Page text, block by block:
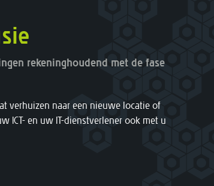
rekeninghoudend met de fase
verhuizen naar een nieuwe locatie of
ICT- en uw IT-dienstverlener ook met u